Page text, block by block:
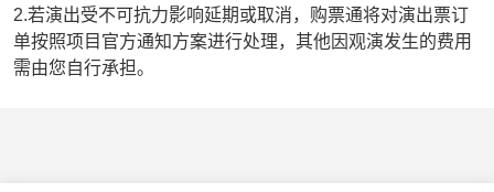
2.若演出受不可抗力影响延期或取消，购票通将对演出票订
单按照项目官方通知方案进行处理，其他因观演发生的费用
需由您自行承担。